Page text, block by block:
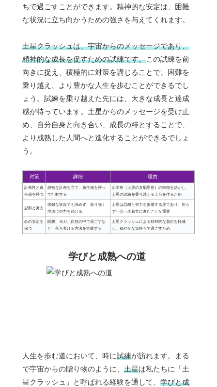
ちで過ごすことができます。精神的な安定は、困難
な状況に立ち向かうための強さを与えてくれます。
土星クラッシュは、宇宙からのメッセージであり、
精神的な成長を促すための試練です。この試練を前
向きに捉え、積極的に対策を講じることで、困難を
乗り越え、より豊かな人生を歩むことができるでし
ょう。試練を乗り越えた先には、大きな成長と達成
感が待っています。土星からのメッセージを受け止
め、自分自身と向き合い、成長の糧とすることで、
より成熟した人間へと進化することができるでしょ
う。
対策 詳細 理由
計画性と責
任感を持つ
綿密な計画を立て、責任感を持っ
て行動する
山羊座（土星の支配星座）の特徴を活かし、
土星の試練を乗り越える土台を作るため
忍耐と努力
困難な状況でも諦めず、粘り強く
地道に努力を続ける
土星は忍耐と努力を象徴する星であり、焦ら
ず一歩一歩着実に進むことが重要
心の安定を
保つ
瞑想、ヨガ、自然の中で過ごすな
ど、落ち着ける方法を実践する
土星クラッシュによる精神的な負担を軽減
し、穏やかな気持ちで過ごすため
学びと成熟への道
人生を歩む道において、時に試練が訪れます。まる
で宇宙からの贈り物のように、 土星は私たちに「土
星クラッシュ」と呼ばれる経験を通して、 学びと成